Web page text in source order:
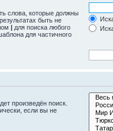
слова, которые должны
быть не
| для поиска любого
для частичного
произведён поиск.
если вы не